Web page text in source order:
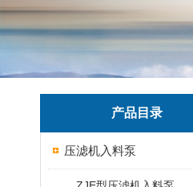
产品目录
压滤机入料泵